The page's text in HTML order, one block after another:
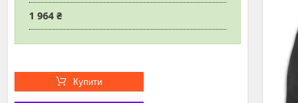
1 964 ₴
Купити